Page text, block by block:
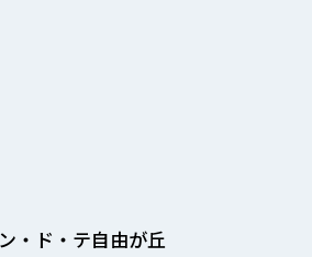
・ド・テ自由が丘